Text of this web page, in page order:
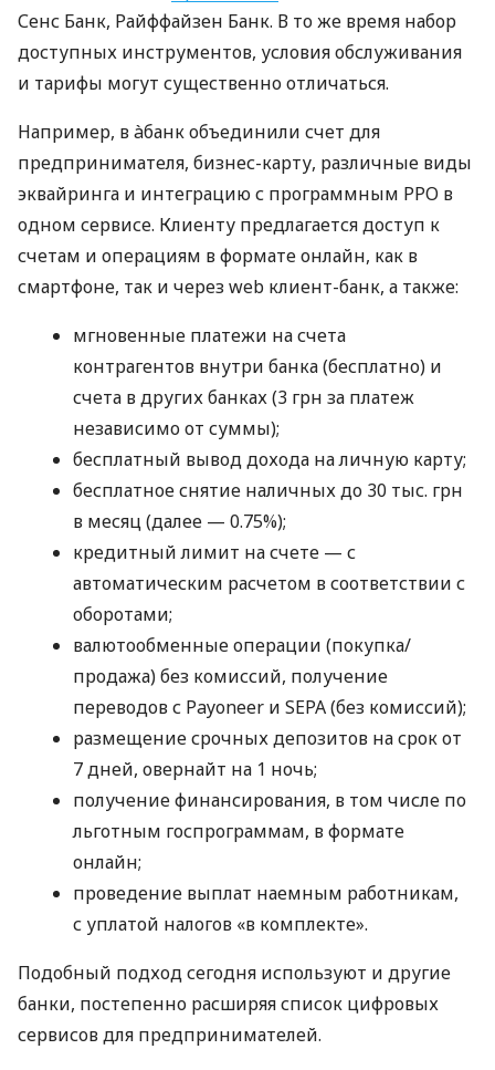
Сенс Банк, Райффайзен Банк. В то же время набор
доступных инструментов, условия обслуживания
и тарифы могут существенно отличаться.
Например, в àбанк объединили счет для
предпринимателя, бизнес-карту, различные виды
эквайринга и интеграцию с программным РРО в
одном сервисе. Клиенту предлагается доступ к
счетам и операциям в формате онлайн, как в
смартфоне, так и через web клиент-банк, а также:
мгновенные платежи на счета
контрагентов внутри банка (бесплатно) и
счета в других банках (3 грн за платеж
независимо от суммы);
бесплатный вывод дохода на личную карту;
бесплатное снятие наличных до 30 тыс. грн
в месяц (далее — 0.75%);
кредитный лимит на счете — с
автоматическим расчетом в соответствии с
оборотами;
валютообменные операции (покупка/
продажа) без комиссий, получение
переводов с Payoneer и SEPA (без комиссий);
размещение срочных депозитов на срок от
7 дней, овернайт на 1 ночь;
получение финансирования, в том числе по
льготным госпрограммам, в формате
онлайн;
проведение выплат наемным работникам,
с уплатой налогов «в комплекте».
Подобный подход сегодня используют и другие
банки, постепенно расширяя список цифровых
сервисов для предпринимателей.